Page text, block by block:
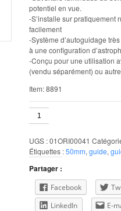
potentiel en vue.
-S’installe sur pratiquement
facilement
-Système d’autoguidage
à une configuration
-Conçu pour une utilisation
(vendu séparément) ou
Item: 8891
quantité
de
guide
50mm
UGS :01ORI00041
Étiquettes :50mm, guide,
Partager :
Facebook
LinkedIn
E-